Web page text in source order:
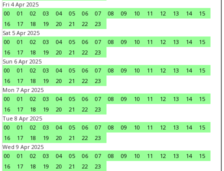
Fri 4 Apr 2025
00
01 02 03 04 05 06 07 08 09 10 11 12 13 14
15
16
17 18 19 20 21 22
23
Sat 5 Apr 2025
00
01 02 03 04 05 06 07 08 09 10 11 12 13 14
15
16
17 18 19 20 21 22
23
Sun 6 Apr 2025
00
01 02 03 04 05 06 07 08 09 10 11 12 13 14
15
16
17 18 19 20 21 22
23
Mon 7 Apr 2025
00
01 02 03 04 05 06 07 08 09 10 11 12 13 14
15
16
17 18 19 20 21 22
23
Tue 8 Apr 2025
00
01 02 03 04 05 06 07 08 09 10 11 12 13 14
15
16
17 18 19 20 21 22
23
Wed 9 Apr 2025
00
01 02 03 04 05 06 07 08 09 10 11 12 13 14
15
16
17 18 19 20 21 22
23